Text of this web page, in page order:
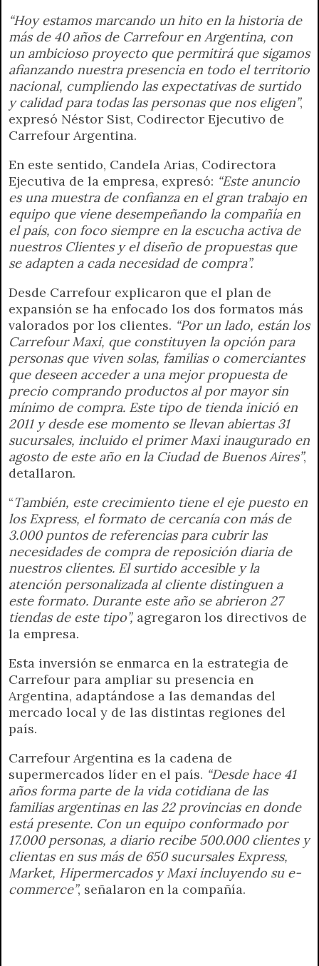
“Hoy estamos marcando un hito en la historia de
más de 40 años de Carrefour en Argentina, con
un ambicioso proyecto que permitirá que sigamos
afianzando nuestra presencia en todo el territorio
nacional, cumpliendo las expectativas de surtido
y calidad para todas las personas que nos eligen”,
expresó Néstor Sist, Codirector Ejecutivo de
Carrefour Argentina.
En este sentido, Candela Arias, Codirectora
Ejecutiva de la empresa, expresó: “Este anuncio
es una muestra de confianza en el gran trabajo en
equipo que viene desempeñando la compañía en
el país, con foco siempre en la escucha activa de
nuestros Clientes y el diseño de propuestas que
se adapten a cada necesidad de compra”.
Desde Carrefour explicaron que el plan de
expansión se ha enfocado los dos formatos más
valorados por los clientes. “Por un lado, están los
Carrefour Maxi, que constituyen la opción para
personas que viven solas, familias o comerciantes
que deseen acceder a una mejor propuesta de
precio comprando productos al por mayor sin
mínimo de compra. Este tipo de tienda inició en
2011 y desde ese momento se llevan abiertas 31
sucursales, incluido el primer Maxi inaugurado en
agosto de este año en la Ciudad de Buenos Aires”,
detallaron.
“También, este crecimiento tiene el eje puesto en
los Express, el formato de cercanía con más de
3.000 puntos de referencias para cubrir las
necesidades de compra de reposición diaria de
nuestros clientes. El surtido accesible y la
atención personalizada al cliente distinguen a
este formato. Durante este año se abrieron 27
tiendas de este tipo”, agregaron los directivos de
la empresa.
Esta inversión se enmarca en la estrategia de
Carrefour para ampliar su presencia en
Argentina, adaptándose a las demandas del
mercado local y de las distintas regiones del
país.
Carrefour Argentina es la cadena de
supermercados líder en el país. “Desde hace 41
años forma parte de la vida cotidiana de las
familias argentinas en las 22 provincias en donde
está presente. Con un equipo conformado por
17.000 personas, a diario recibe 500.000 clientes y
clientas en sus más de 650 sucursales Express,
Market, Hipermercados y Maxi incluyendo su e-
commerce”, señalaron en la compañía.